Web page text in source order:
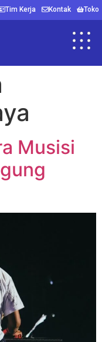
Toko
Kontak
Tim Kerja
Musisi